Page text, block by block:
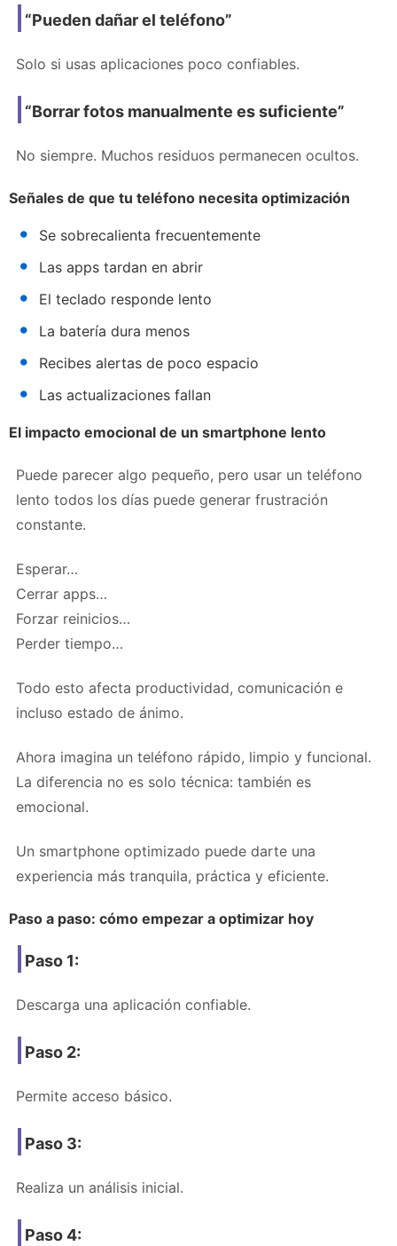
“Pueden dañar el teléfono”
Solo si usas aplicaciones poco confiables.
“Borrar fotos manualmente es suficiente”
No siempre. Muchos residuos permanecen ocultos.
Señales de que tu teléfono necesita optimización
Se sobrecalienta frecuentemente
Las apps tardan en abrir
El teclado responde lento
La batería dura menos
Recibes alertas de poco espacio
Las actualizaciones fallan
El impacto emocional de un smartphone lento
Puede parecer algo pequeño, pero usar un teléfono
lento todos los días puede generar frustración
constante.
Esperar…
Cerrar apps…
Forzar reinicios…
Perder tiempo…
Todo esto afecta productividad, comunicación e
incluso estado de ánimo.
Ahora imagina un teléfono rápido, limpio y funcional.
La diferencia no es solo técnica: también es
emocional.
Un smartphone optimizado puede darte una
experiencia más tranquila, práctica y eficiente.
Paso a paso: cómo empezar a optimizar hoy
Paso 1:
Descarga una aplicación confiable.
Paso 2:
Permite acceso básico.
Paso 3:
Realiza un análisis inicial.
Paso 4: